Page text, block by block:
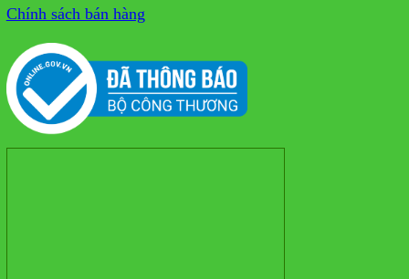
Chính sách bán hàng